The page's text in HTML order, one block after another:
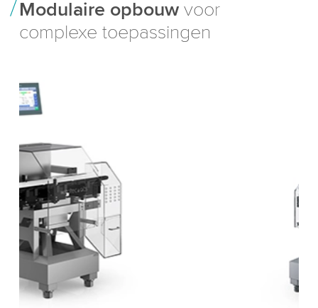
Modulaire opbouwvoor
complexe toepassingen